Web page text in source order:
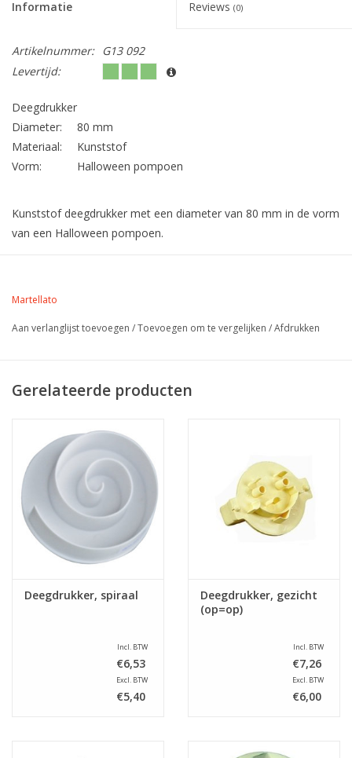
Informatie Reviews (0)
Artikelnummer:
G13 092
Levertijd:
Deegdrukker
Diameter:
80 mm
Materiaal:
Kunststof
Vorm:
Halloween pompoen
Kunststof deegdrukker met een diameter van 80 mm in de vorm
van een Halloween pompoen.
Martellato
Aan verlanglijst toevoegen /Toevoegen om te vergelijken /Afdrukken
Gerelateerde producten
Deegdrukker, spiraal
Incl. BTW
€6,53
Excl. BTW
€5,40
Deegdrukker, gezicht
(op=op)
Incl. BTW
€7,26
Excl. BTW
€6,00